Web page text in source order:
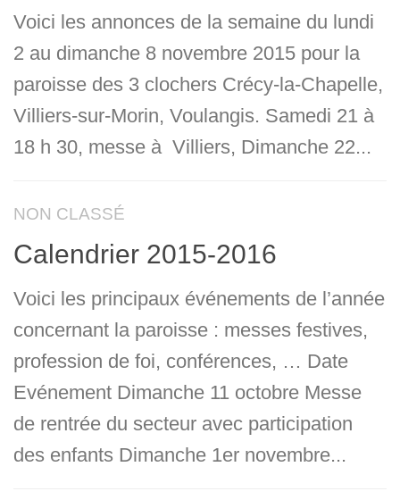
Voici les annonces de la semaine du lundi
2 au dimanche 8 novembre 2015 pour la
paroisse des 3 clochers Crécy-la-Chapelle,
Villiers-sur-Morin, Voulangis. Samedi 21 à
18 h 30, messe à Villiers, Dimanche 22...
NON CLASSÉ
Calendrier 2015-2016
Voici les principaux événements de l’année
concernant la paroisse : messes festives,
profession de foi, conférences, … Date
Evénement Dimanche 11 octobre Messe
de rentrée du secteur avec participation
des enfants Dimanche 1er novembre...